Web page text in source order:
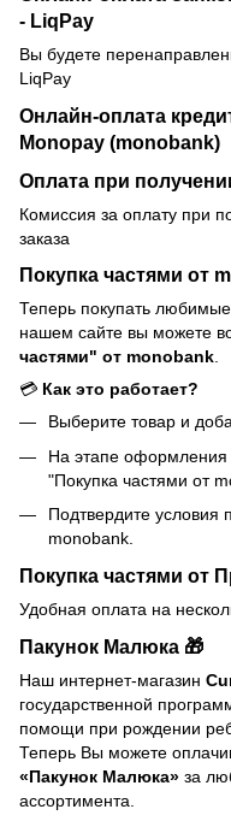
- LiqPay
Вы будете
LiqPay
Онлайн-оплата
Monopay (monobank)
Оплата при
Комиссия за оплату при
заказа
Покупка частями от
Теперь покупать
нашем сайте вы можете
частями" от monobank.
💳 Как это работает?
Выберите товар и
На этапе оформления
"Покупка частями от
Подтвердите условия
monobank.
Покупка частями от
Удобная оплата на
Пакунок Малюка 🎁
Наш интернет-магазин
государственной
помощи при рождении
Теперь Вы можете
«Пакунок Малюка» за
ассортимента.